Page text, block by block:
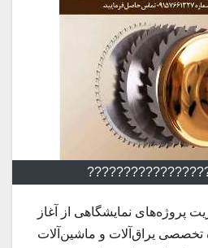
پروژه‌های نمایشگاهی از آغاز
تخصصی یراق‌آلات و ماشین‌آلات